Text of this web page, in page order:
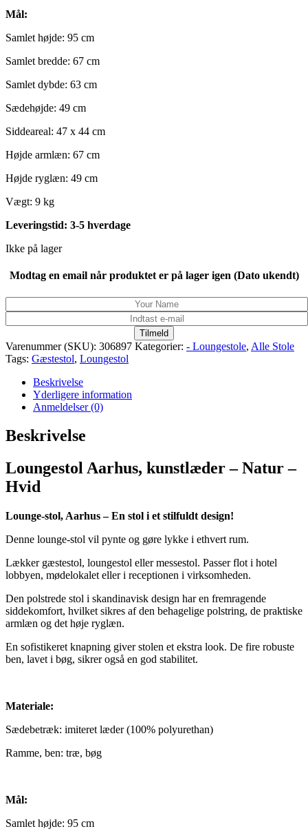
Mål:
Samlet højde: 95 cm
Samlet bredde: 67 cm
Samlet dybde: 63 cm
Sædehøjde: 49 cm
Siddeareal: 47 x 44 cm
Højde armlæn: 67 cm
Højde ryglæn: 49 cm
Vægt: 9 kg
Leveringstid: 3-5 hverdage
Ikke på lager
Modtag en email når produktet er på lager igen (Dato ukendt)
Tilmeld
Varenummer (SKU): 306897 Kategorier: - Loungestole, Alle Stole
Tags: Gæstestol, Loungestol
Beskrivelse
Yderligere information
Anmeldelser (0)
Beskrivelse
Loungestol Aarhus, kunstlæder – Natur –
Hvid
Lounge-stol, Aarhus – En stol i et stilfuldt design!
Denne lounge-stol vil pynte og gøre lykke i ethvert rum.
Lækker gæstestol, loungestol eller messestol. Passer flot i hotel
lobbyen, mødelokalet eller i receptionen i virksomheden.
Den polstrede stol i skandinavisk design har en fremragende
siddekomfort, hvilket sikres af den behagelige polstring, de praktiske
armlæn og det høje ryglæn.
En sofistikeret knapning giver stolen et ekstra look. De fire robuste
ben, lavet i bøg, sikrer også en god stabilitet.
Materiale:
Sædebetræk: imiteret læder (100% polyurethan)
Ramme, ben: træ, bøg
Mål:
Samlet højde: 95 cm